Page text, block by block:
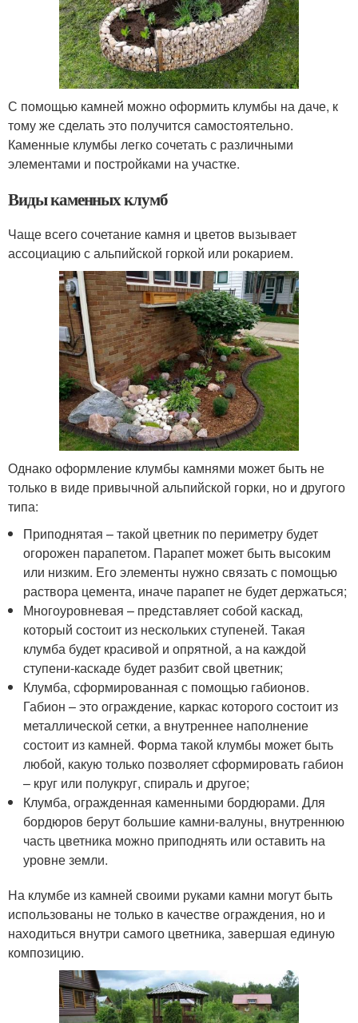
С помощью камней можно оформить клумбы на даче, к
тому же сделать это получится самостоятельно.
Каменные клумбы легко сочетать с различными
элементами и постройками на участке.
Виды каменных клумб
Чаще всего сочетание камня и цветов вызывает
ассоциацию с альпийской горкой или рокарием.
Однако оформление клумбы камнями может быть не
только в виде привычной альпийской горки, но и другого
типа:
Приподнятая – такой цветник по периметру будет
огорожен парапетом. Парапет может быть высоким
или низким. Его элементы нужно связать с помощью
раствора цемента, иначе парапет не будет держаться;
Многоуровневая – представляет собой каскад,
который состоит из нескольких ступеней. Такая
клумба будет красивой и опрятной, а на каждой
ступени-каскаде будет разбит свой цветник;
Клумба, сформированная с помощью габионов.
Габион – это ограждение, каркас которого состоит из
металлической сетки, а внутреннее наполнение
состоит из камней. Форма такой клумбы может быть
любой, какую только позволяет сформировать габион
– круг или полукруг, спираль и другое;
Клумба, огражденная каменными бордюрами. Для
бордюров берут большие камни-валуны, внутреннюю
часть цветника можно приподнять или оставить на
уровне земли.
На клумбе из камней своими руками камни могут быть
использованы не только в качестве ограждения, но и
находиться внутри самого цветника, завершая единую
композицию.